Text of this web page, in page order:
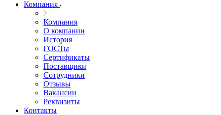
Компания
Компания
О компании
История
ГОСТы
Сертификаты
Поставщики
Сотрудники
Отзывы
Вакансии
Реквизиты
Контакты